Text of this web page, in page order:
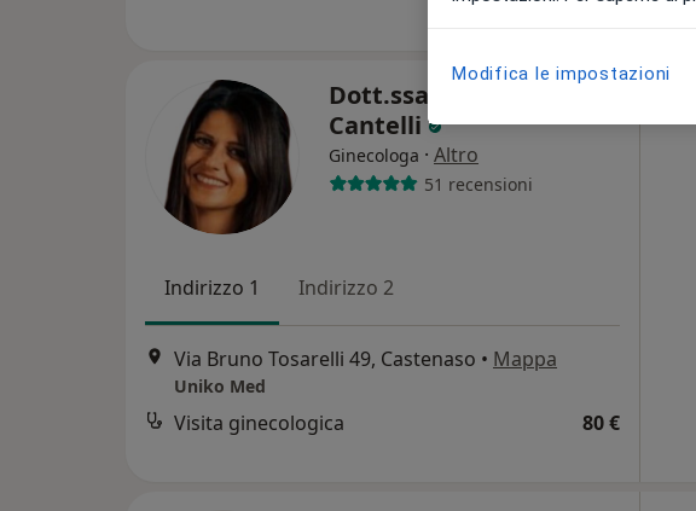
Dott.ssa Barbara
Cantelli
Ginecologa · Altro
51 recensioni
Indirizzo 1 Indirizzo 2
Via Bruno Tosarelli 49, Castenaso • Mappa
Uniko Med
Visita ginecologica 80 €
Modifica le impostazioni